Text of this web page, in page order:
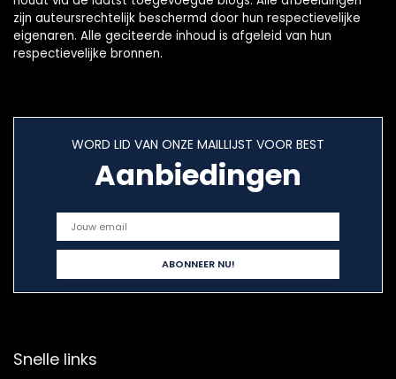
zijn auteursrechtelijk beschermd door hun respectievelijke
eigenaren. Alle geciteerde inhoud is afgeleid van hun
respectievelijke bronnen.
WORD LID VAN ONZE MAILLIJST VOOR BEST
Aanbiedingen
Snelle links